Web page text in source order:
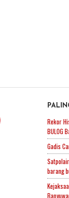
Rekor
BULOG
Gadis
barang